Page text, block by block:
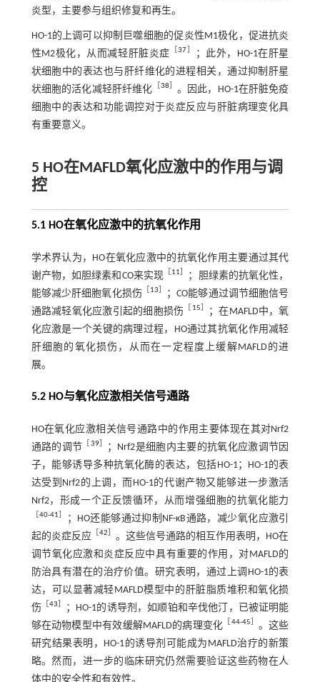
炎型，主要参与组织修复和再生。
HO-1的上调可以抑制巨噬细胞的促炎性M1极化，促进抗炎
性M2极化，从而减轻肝脏炎症 ［37］
；此外，HO-1在肝星
状细胞中的表达也与肝纤维化的进程相关，通过抑制肝星
状细胞的活化减轻肝纤维化 ［38］ 。因此，HO-1在肝脏免疫
细胞中的表达和功能调控对于炎症反应与肝脏病理变化具
有重要意义。
5 HO在MAFLD氧化应激中的作用与调
控
5.1 HO在氧化应激中的抗氧化作用
学术界认为，HO在氧化应激中的抗氧化作用主要通过其代
谢产物，如胆绿素和CO来实现 ［11］
；胆绿素的抗氧化性，
能够减少肝细胞氧化损伤 ［13］
；CO能够通过调节细胞信号
通路减轻氧化应激引起的细胞损伤
［ 15］
；在MAFLD中，氧
化应激是一个关键的病理过程，HO通过其抗氧化作用减轻
肝细胞的氧化损伤，从而在一定程度上缓解MAFLD的进
展。
5.2 HO与氧化应激相关信号通路
HO在氧化应激相关信号通路中的作用主要体现在其对Nrf2
通路的调节 ［39］
；Nrf2是细胞内主要的抗氧化应激调节因
子，能够诱导多种抗氧化酶的表达，包括HO-1；HO-1的表
达受到Nrf2的上调，而HO-1的代谢产物又能够进一步激活
Nrf2，形成一个正反馈循环，从而增强细胞的抗氧化能力
［40-41］
；HO还能够通过抑制NF-κB通路，减少氧化应激引
起的炎症反应［42］ 。这些信号通路的相互作用表明，HO在
调节氧化应激和炎症反应中具有重要的作用，对MAFLD的
防治具有潜在的治疗价值。研究表明，通过上调HO-1的表
达，可以显著减轻MAFLD模型中的肝脏脂质堆积和氧化损
伤 ［43］
；HO-1的诱导剂，如顺铂和辛伐他汀，已被证明能
够在动物模型中有效缓解MAFLD的病理变化 ［44-45］ 。这些
研究结果表明，HO-1的诱导剂可能成为MAFLD治疗的新策
略。然而，进一步的临床研究仍然需要验证这些药物在人
体中的安全性和有效性。